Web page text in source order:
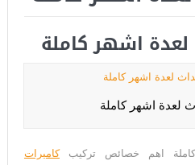
اشهر كاملة
لعدة اشهر كاملة
كاملة اهم خصائص تركيبكاميرات